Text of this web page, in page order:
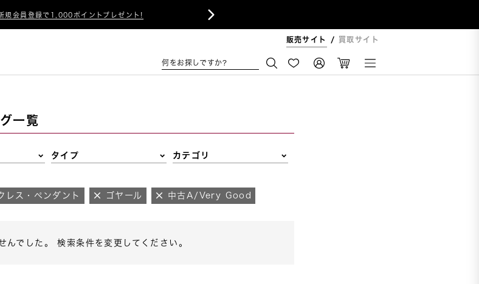
規会員登録で1,000ポイントプレゼント! 
販売サイト 買取サイト
何をお探しですか?
一覧
タイプ カテゴリ
レス・ペンダント ゴヤール 中古A/Very Good
でした。 検索条件を変更してください。